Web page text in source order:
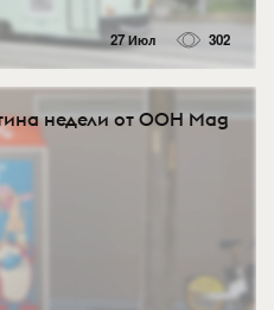
27 Июл 302
недели от OOH Mag